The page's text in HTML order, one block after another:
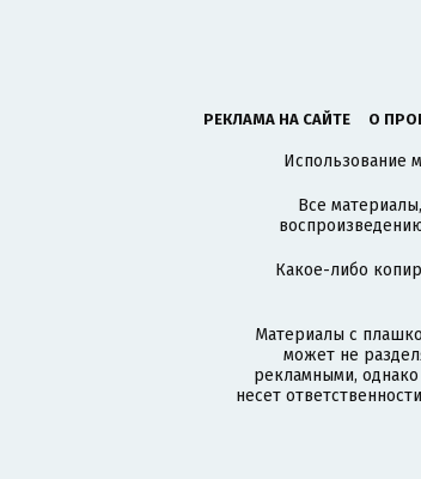
РЕКЛАМА НА САЙТЕ О
Использование
Все
Какое-либо
Материалы с
может не
рекламными, однако
несет